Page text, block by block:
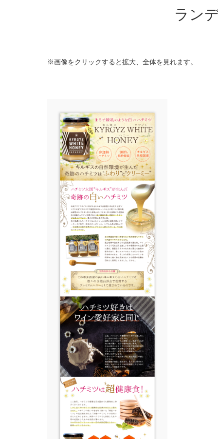
ラン
※画像をクリックすると拡大、全体を見れます。